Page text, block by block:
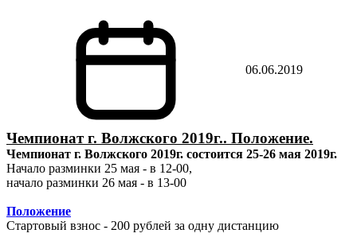
06.06.2019
Чемпионат г. Волжского 2019г.. Положение.
Чемпионат г. Волжского 2019г. состоится 25-26 мая 2019г.
Начало разминки 25 мая - в 12-00,
начало разминки 26 мая - в 13-00
Положение
Стартовый взнос - 200 рублей за одну дистанцию